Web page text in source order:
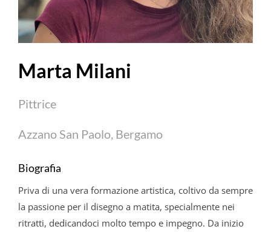
Marta Milani
Pittrice
Azzano San Paolo, Bergamo
Biografia
Priva di una vera formazione artistica, coltivo da sempre
la passione per il disegno a matita, specialmente nei
ritratti, dedicandoci molto tempo e impegno. Da inizio